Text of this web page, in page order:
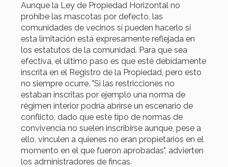
Aunque la Ley de Propiedad Horizontal no
prohíbe las mascotas por defecto, las
comunidades de vecinos sí pueden hacerlo si
esta limitación está expresamente reflejada en
los estatutos de la comunidad. Para que sea
efectiva, el último paso es que esté debidamente
inscrita en el Registro de la Propiedad, pero esto
no siempre ocurre. "Si las restricciones no
estaban inscritas por ejemplo una norma de
régimen interior podría abrirse un escenario de
conflicto, dado que este tipo de normas de
convivencia no suelen inscribirse aunque, pese a
ello, vinculen a quienes no eran propietarios en el
momento en el que fueron aprobadas", advierten
los administradores de fincas.